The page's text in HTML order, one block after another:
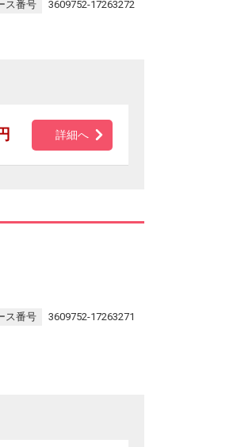
ス番号 3609752-17263272
詳細へ
ス番号 3609752-17263271